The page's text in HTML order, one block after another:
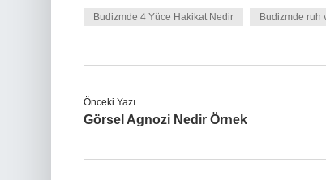
Budizmde 4 Yüce Hakikat Nedir Budizmde ruh
Önceki Yazı
Görsel Agnozi Nedir Örnek